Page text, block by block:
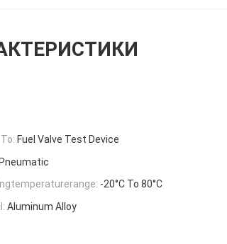
Fuel Valve Test Device
-20°C To 80°C
Aluminum Alloy